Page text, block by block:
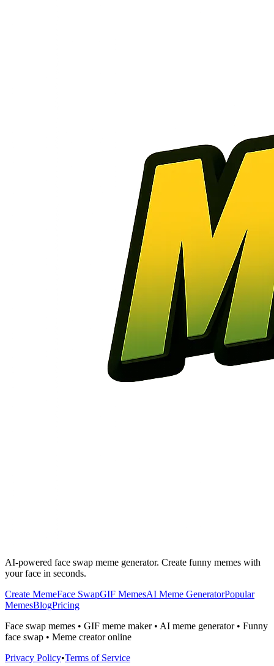
AI-powered face swap meme generator. Create funny memes with
your face in seconds.
Create MemeFace SwapGIF MemesAI Meme GeneratorPopular
MemesBlogPricing
Face swap memes • GIF meme maker • AI meme generator • Funny
face swap • Meme creator online
Privacy Policy•Terms of Service